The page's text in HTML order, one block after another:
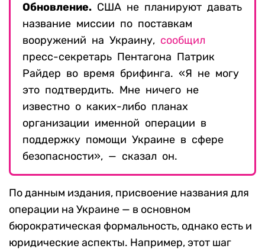
Обновление. США не планируют давать
название миссии по поставкам
вооружений на Украину, сообщил
пресс-секретарь Пентагона Патрик
Райдер во время брифинга. «Я не могу
это подтвердить. Мне ничего не
известно о каких-либо планах
организации именной операции в
поддержку помощи Украине в сфере
безопасности», — сказал он.
По данным издания, присвоение названия для
операции на Украине — в основном
бюрократическая формальность, однако есть и
юридические аспекты. Например, этот шаг